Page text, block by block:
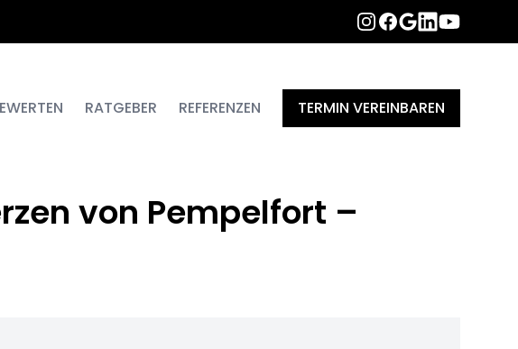
INSTAGRAM
FACEBOOK
GOOGLE
LINKEDIN
YOUTUBE
RATGEBER REFERENZEN TERMIN VEREINBAREN
von Pempelfort –